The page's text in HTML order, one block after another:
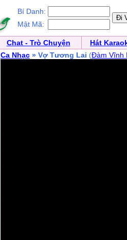
Bí Danh:
Mật Mã:
Chat - Trò Chuyện
Hát
Ca Nhạc » Vợ Tương Lai (Đàm Vĩnh